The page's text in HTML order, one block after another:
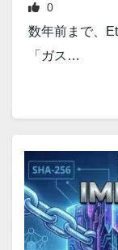
0
数年前まで、
「ガス…